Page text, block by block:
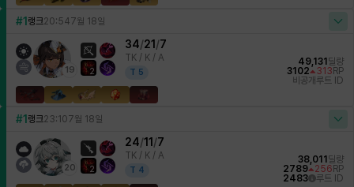
#1 랭크20:547월 18일
19 2
34/21 /7
TK / K / A
T 5
49,131 딜량
3102
313 RP
비공개 루트 ID
#1 랭크23:107월 18일
20 2
24/11 /7
TK / K / A
T 4
38,011 딜량
2789
256 RP
2483
루트 ID